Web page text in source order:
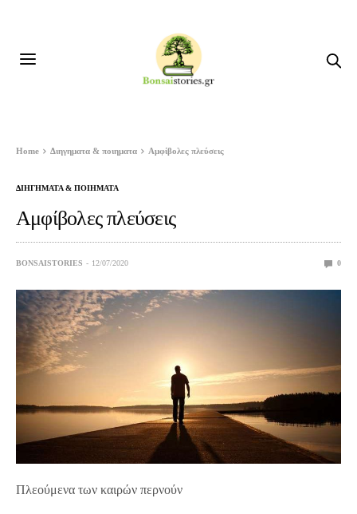
Home Διηγηματα & ποιηματα Αμφίβολες πλεύσεις
ΔΙΗΓΗΜΑΤΑ & ΠΟΙΗΜΑΤΑ
Αμφίβολες πλεύσεις
BONSAISTORIES 12/07/2020 0
Πλεούμενα των καιρών περνούν